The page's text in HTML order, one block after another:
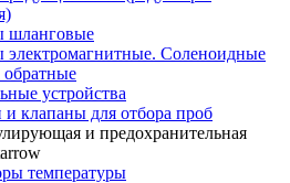
шланговые
электромагнитные. Соленоидные
устройства
клапаны для отбора проб
и предохранительная
температуры